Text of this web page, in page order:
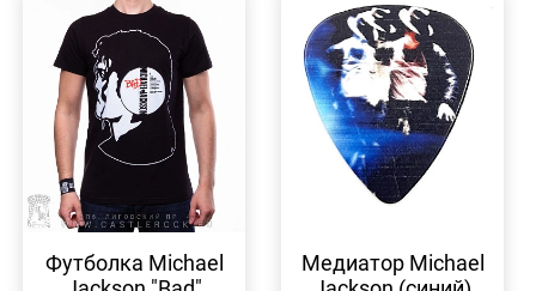
ПРОСМОТР
Футболка Michael
ПРОСМОТР
Медиатор Michael